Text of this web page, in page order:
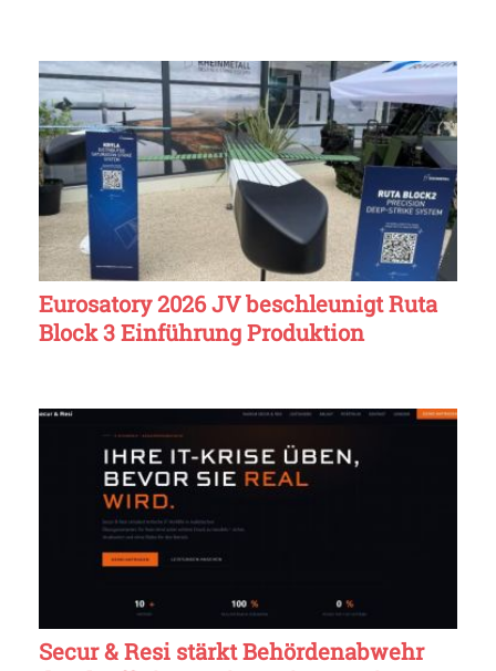
Eurosatory 2026 JV beschleunigt Ruta
Block 3 Einführung Produktion
Secur & Resi stärkt Behördenabwehr